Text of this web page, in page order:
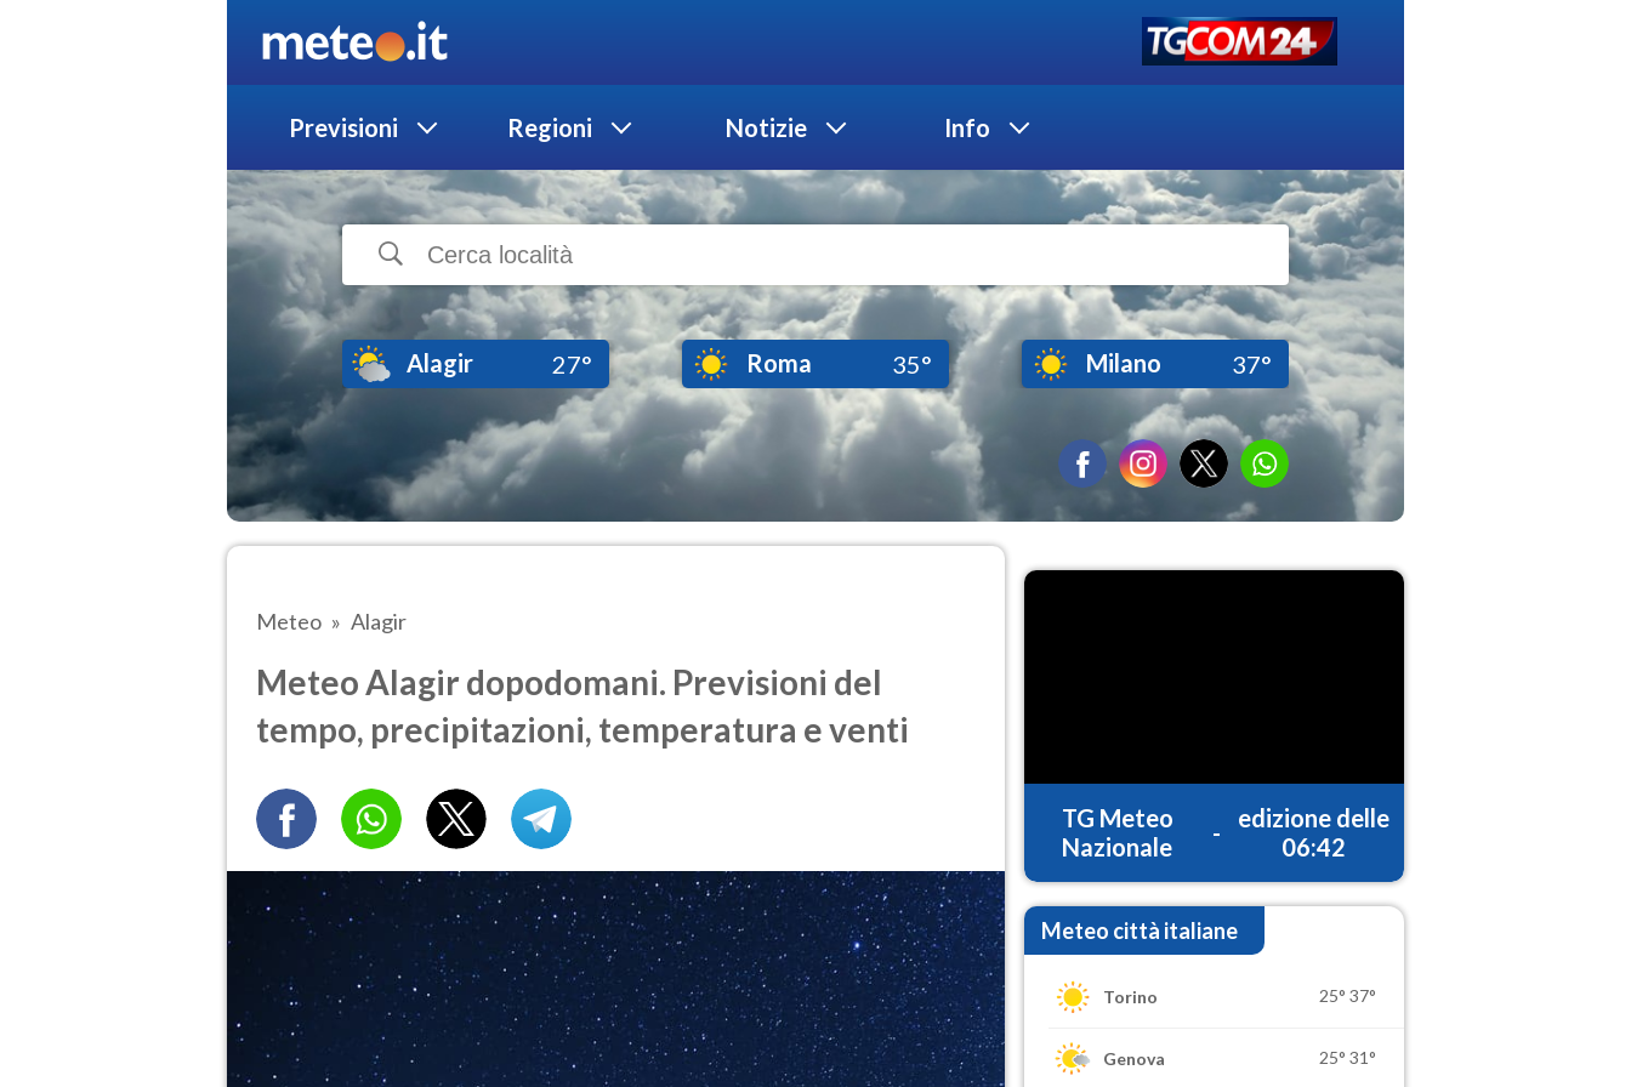
Previsioni Regioni Notizie Info
Alagir 27° Roma 35° Milano 37°
Meteo Alagir
Meteo Alagir dopodomani. Previsioni del
tempo, precipitazioni, temperatura e venti
TG Meteo
Nazionale
-
edizione delle
06:42
Meteo città italiane
Torino 25° 37°
Genova 25° 31°